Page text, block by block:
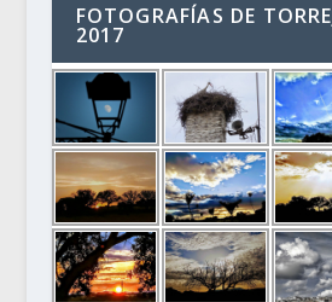
FOTOGRAFÍAS DE
2017